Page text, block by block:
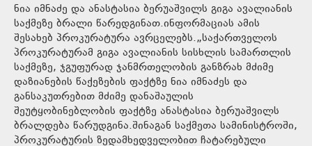
ნია იმნაძე და ანასტასია ბერუაშვილს გიგა ავალიანის
საქმეზე ბრალი წარედგინათ.ინფორმაციას ამის
შესახებ პროკურატურა ავრცელებს.„საქართველოს
პროკურატურამ გიგა ავალიანის სისხლის სამართლის
საქმეზე, ჯგუფურად ჯანმრთელობის განზრახ მძიმე
დაზიანების წაქეზების ფაქტზე ნია იმნაძეს და
განსაკუთრებით მძიმე დანაშაულის
შეუტყობინებლობის ფაქტზე ანასტასია ბერუაშვილს
ბრალდება წარუდგინა.შინაგან საქმეთა სამინისტროში,
პროკურატურის ზედამხედველობით ჩატარებული